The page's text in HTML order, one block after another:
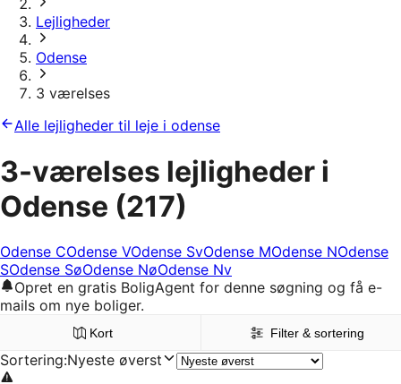
Lejligheder
Odense
3 værelses
Alle lejligheder til leje i odense
3-værelses lejligheder i
Odense (217)
Odense COdense VOdense SvOdense MOdense NOdense
SOdense SøOdense NøOdense Nv
Opret en gratis BoligAgent for denne søgning og få e-
mails om nye boliger.
Kort Filter & sortering
Sortering:Nyeste øverst